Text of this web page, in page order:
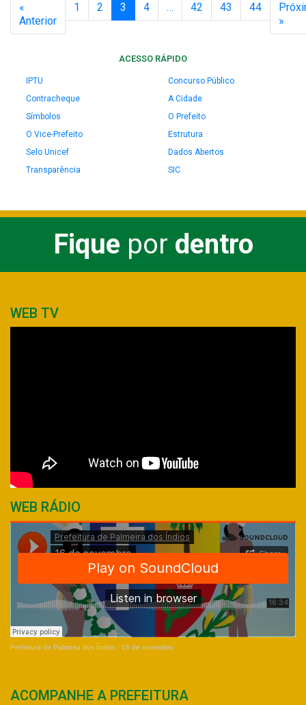
«
Anterior
1 2 3 4 … 42 43 44
»
ACESSO RÁPIDO
IPTU
Concurso Público
Contracheque
A Cidade
Símbolos
O Prefeito
O Vice-Prefeito
Estrutura
Selo Unicef
Dados Abertos
Transparência
SIC
Fique por dentro
WEB TV
WEB RÁDIO
Prefeitura de Palmeira dos Índios · 16 de novembro
ACOMPANHE A PREFEITURA